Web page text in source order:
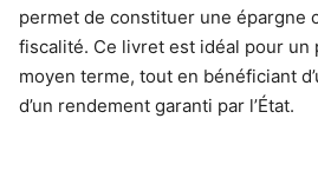
permet de constituer une épargne
fiscalité. Ce livret est idéal pour un
moyen terme, tout en bénéficiant
d’un rendement garanti par l’État.